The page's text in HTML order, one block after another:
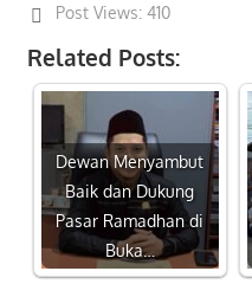
Post Views: 410
Related Posts:
Dewan Menyambut
Baik dan Dukung
Pasar Ramadhan di
Buka…